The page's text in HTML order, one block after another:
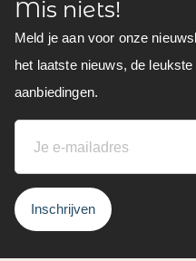
Mis niets!
Meld je aan voor onze
het laatste nieuws, de
aanbiedingen.
Inschrijven